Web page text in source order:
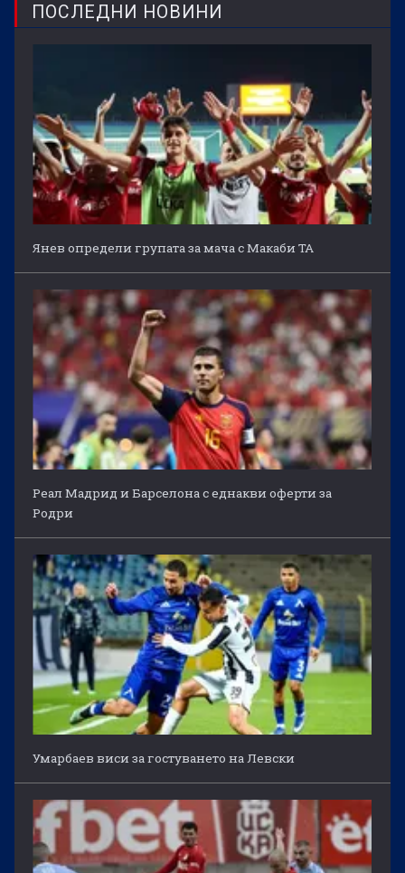
ПОСЛЕДНИ НОВИНИ
Янев определи групата за мача с Макаби ТА
Реал Мадрид и Барселона с еднакви оферти за
Родри
Умарбаев виси за гостуването на Левски